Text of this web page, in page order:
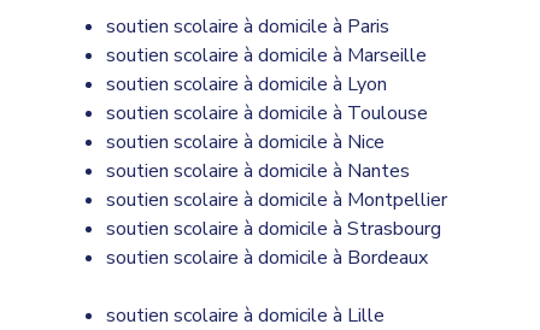
soutien scolaire à domicile à Paris
soutien scolaire à domicile à Marseille
soutien scolaire à domicile à Lyon
soutien scolaire à domicile à Toulouse
soutien scolaire à domicile à Nice
soutien scolaire à domicile à Nantes
soutien scolaire à domicile à Montpellier
soutien scolaire à domicile à Strasbourg
soutien scolaire à domicile à Bordeaux
soutien scolaire à domicile à Lille